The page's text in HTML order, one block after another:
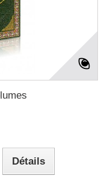
Détails